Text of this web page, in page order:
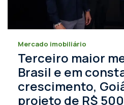
Mercado imobiliário
Terceiro maior
Brasil e em
crescimento,
projeto de R$